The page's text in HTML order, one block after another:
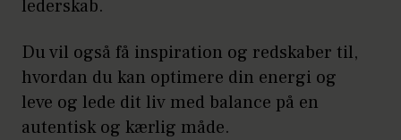
lederskab.
Du vil også få inspiration og redskaber til,
hvordan du kan optimere din energi og
leve og lede dit liv med balance på en
autentisk og kærlig måde.